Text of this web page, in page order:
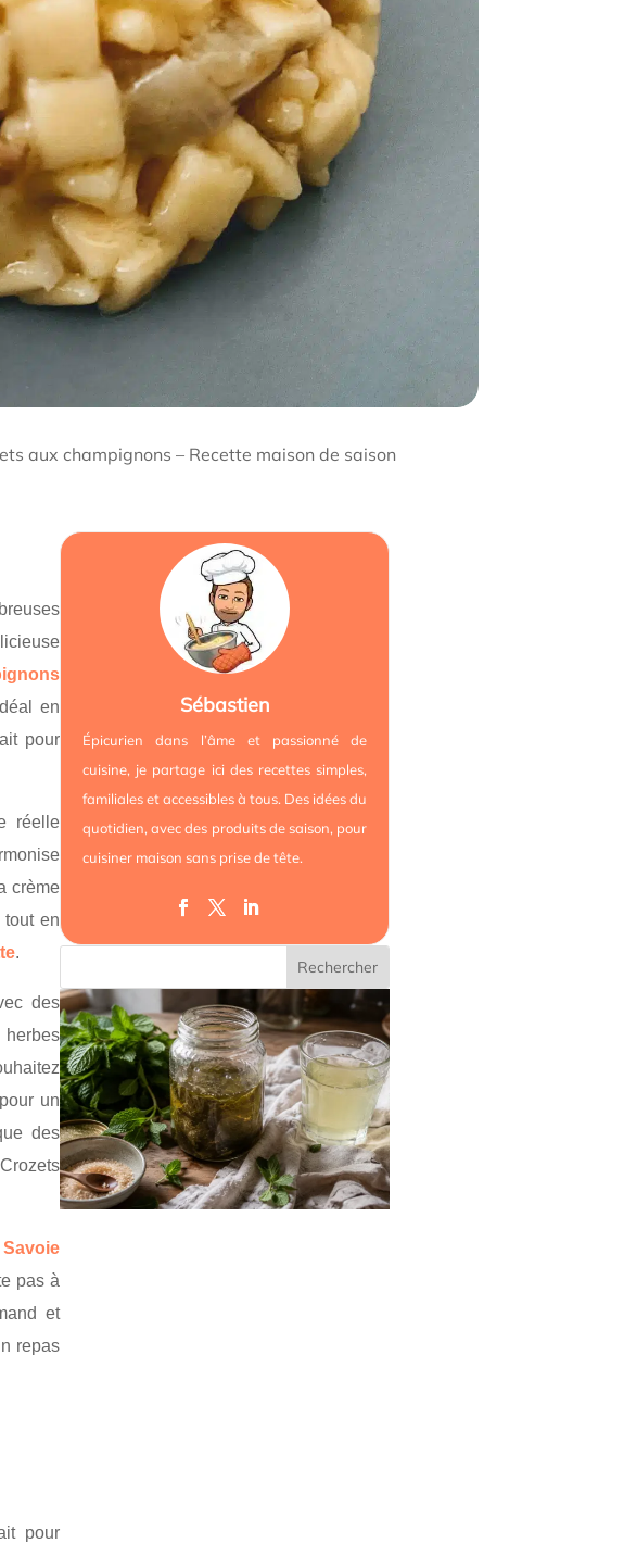
aux champignons – Recette maison de saison
en
pour
réelle
crème
en
.
des
un
des
pas à
et
repas
pour
Sébastien
Épicurien dans l’âme et passionné de
cuisine, je partage ici des recettes simples,
familiales et accessibles à tous. Des idées du
quotidien, avec des produits de saison, pour
cuisiner maison sans prise de tête.